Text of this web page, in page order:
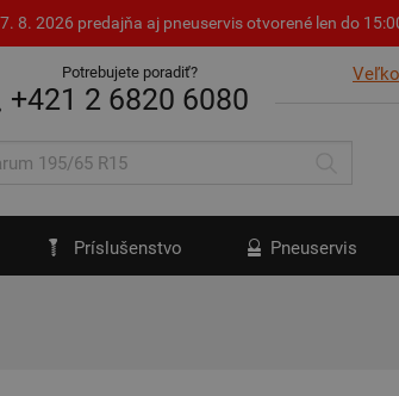
8. 2026 predajňa aj pneuservis otvorené len do
Potrebujete poradiť?
+421 2 6820 6080
Príslušenstvo Pneuservis